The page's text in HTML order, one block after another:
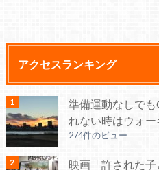
アクセスランキング
準備運動なしで
れない時はウォー
274件のビュー
映画「許された